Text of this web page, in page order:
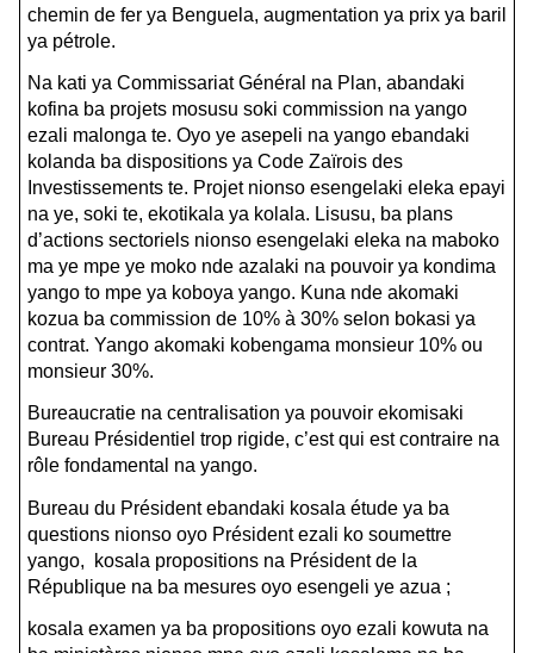
chemin de fer ya Benguela, augmentation ya prix ya baril
ya pétrole.
Na kati ya Commissariat Général na Plan, abandaki
kofina ba projets mosusu soki commission na yango
ezali malonga te. Oyo ye asepeli na yango ebandaki
kolanda ba dispositions ya Code Zaïrois des
Investissements te. Projet nionso esengelaki eleka epayi
na ye, soki te, ekotikala ya kolala. Lisusu, ba plans
d’actions sectoriels nionso esengelaki eleka na maboko
ma ye mpe ye moko nde azalaki na pouvoir ya kondima
yango to mpe ya koboya yango. Kuna nde akomaki
kozua ba commission de 10% à 30% selon bokasi ya
contrat. Yango akomaki kobengama monsieur 10% ou
monsieur 30%.
Bureaucratie na centralisation ya pouvoir ekomisaki
Bureau Présidentiel trop rigide, c’est qui est contraire na
rôle fondamental na yango.
Bureau du Président ebandaki kosala étude ya ba
questions nionso oyo Président ezali ko soumettre
yango, kosala propositions na Président de la
République na ba mesures oyo esengeli ye azua ;
kosala examen ya ba propositions oyo ezali kowuta na